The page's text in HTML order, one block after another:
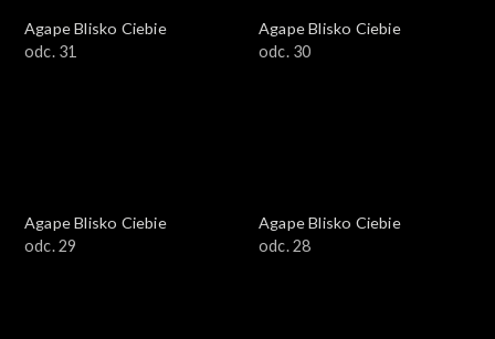
Agape Blisko Ciebie
odc. 31
Agape Blisko Ciebie
odc. 30
Agape Blisko Ciebie
odc. 29
Agape Blisko Ciebie
odc. 28